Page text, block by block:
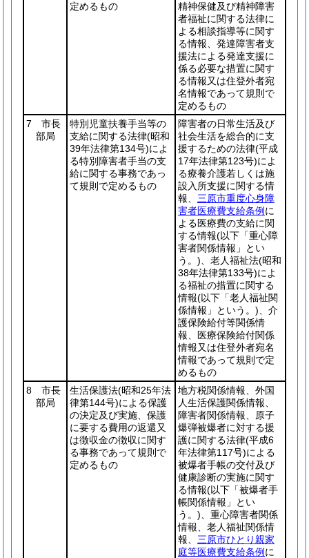
定めるもの
精神保健及び精神障害
者福祉に関する法律に
よる相談指導等に関す
る情報、発達障害者支
援法による発達支援に
係る必要な措置に関す
る情報又は住登外者宛
名情報であって規則で
定めるもの
7 市長
部局
特別児童扶養手当等の
支給に関する法律(昭和
39年法律第134号)によ
る特別障害者手当の支
給に関する事務であっ
て規則で定めるもの
障害者の日常生活及び
社会生活を総合的に支
援するための法律(平成
17年法律第123号)によ
る療養介護若しくは施
設入所支援に関する情
報、 三原市重度心身障
害者医療費支給条例 に
よる医療費の支給に関
する情報(以下「重心障
害者関係情報」とい
う。) 、老人福祉法(昭和
38年法律第133号)によ
る福祉の措置に関する
情報(以下「老人福祉関
係情報」という。) 、介
護保険給付等関係情
報、医療保険給付関係
情報又は住登外者宛名
情報であって規則で定
めるもの
8 市長
部局
生活保護法(昭和25年法
律第144号)による保護
の決定及び実施、保護
に要する費用の返還又
は徴収金の徴収に関す
る事務であって規則で
定めるもの
地方税関係情報、外国
人生活保護関係情報、
障害者関係情報、原子
爆弾被爆者に対する援
護に関する法律(平成6
年法律第117号)による
被爆者手帳の交付及び
健康診断の実施に関す
る情報(以下「被爆者手
帳関係情報」とい
う。) 、重心障害者関係
情報、老人福祉関係情
報、 三原市ひとり親家
庭等医療費支給条例 に